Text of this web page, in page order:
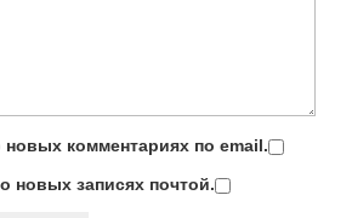
комментариях по email.
новых записях почтой.